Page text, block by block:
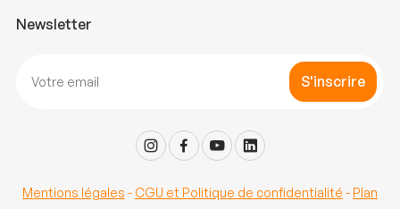
Newsletter
S'inscrire
Mentions légales - CGU et Politique de confidentialité - Plan